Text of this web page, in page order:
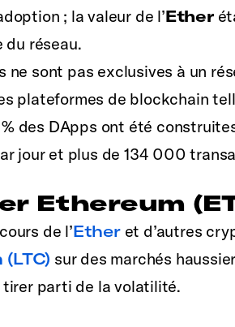
; la valeur de l’Ether
réseau.
sont pas exclusives à un
plateformes de blockchain
des DApps ont été
jour et plus de 134 000
Ethereum
de l’Etheret d’autres
sur des marchés
tirer parti de la volatilité.